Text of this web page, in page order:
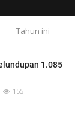
Tahun ini
1.085
155